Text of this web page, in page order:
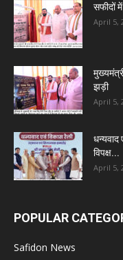
सफीदों
April 5,
झड़ी
April 5,
धन्यवाद
विपक्ष...
April 5,
POPULAR
Safidon News